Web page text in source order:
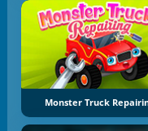
Monster Truck